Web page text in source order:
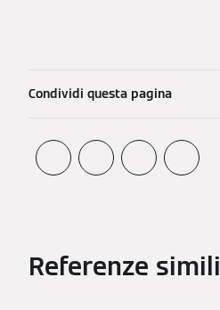
Condividi questa pagina
Referenze simili